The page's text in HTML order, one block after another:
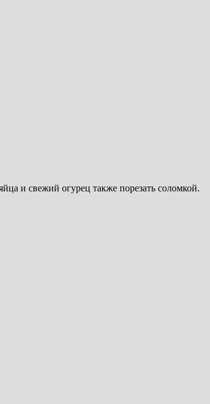
и свежий огурец также порезать соломкой.